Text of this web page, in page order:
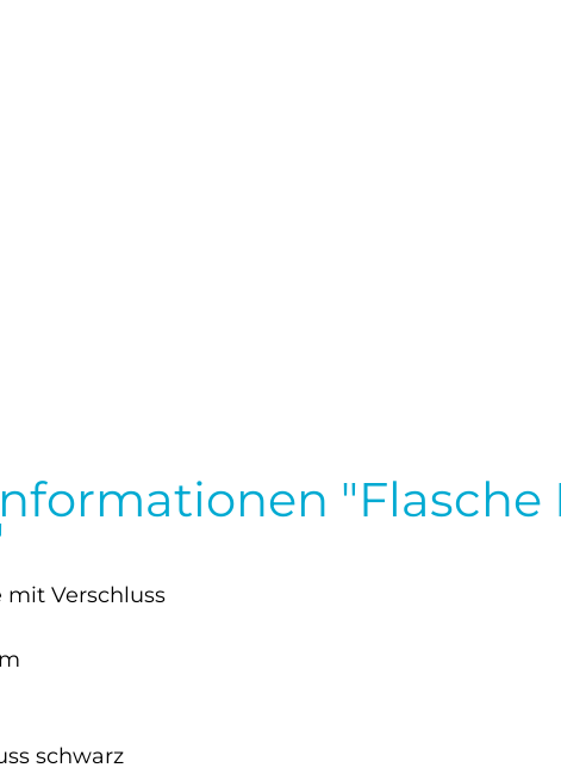
"Flasche
mit Verschluss
schwarz